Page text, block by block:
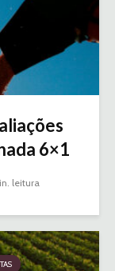
6×1
leitura